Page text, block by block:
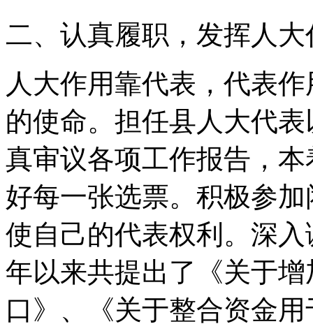
二、认真履职，发挥人
人大作用靠代表，代表
的使命。担任县人大代
真审议各项工作报告，
好每一张选票。积极参
使自己的代表权利。深
年以来共提出了《关于
口》、《关于整合资金